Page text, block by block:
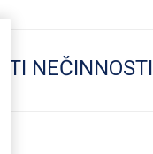
NEČINNOSTI